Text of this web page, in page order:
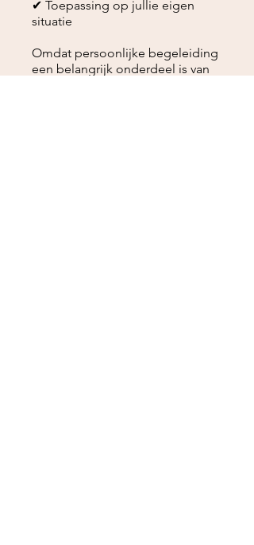
✔ Toepassing op jullie eigen
situatie
Omdat persoonlijke begeleiding
een belangrijk onderdeel is van